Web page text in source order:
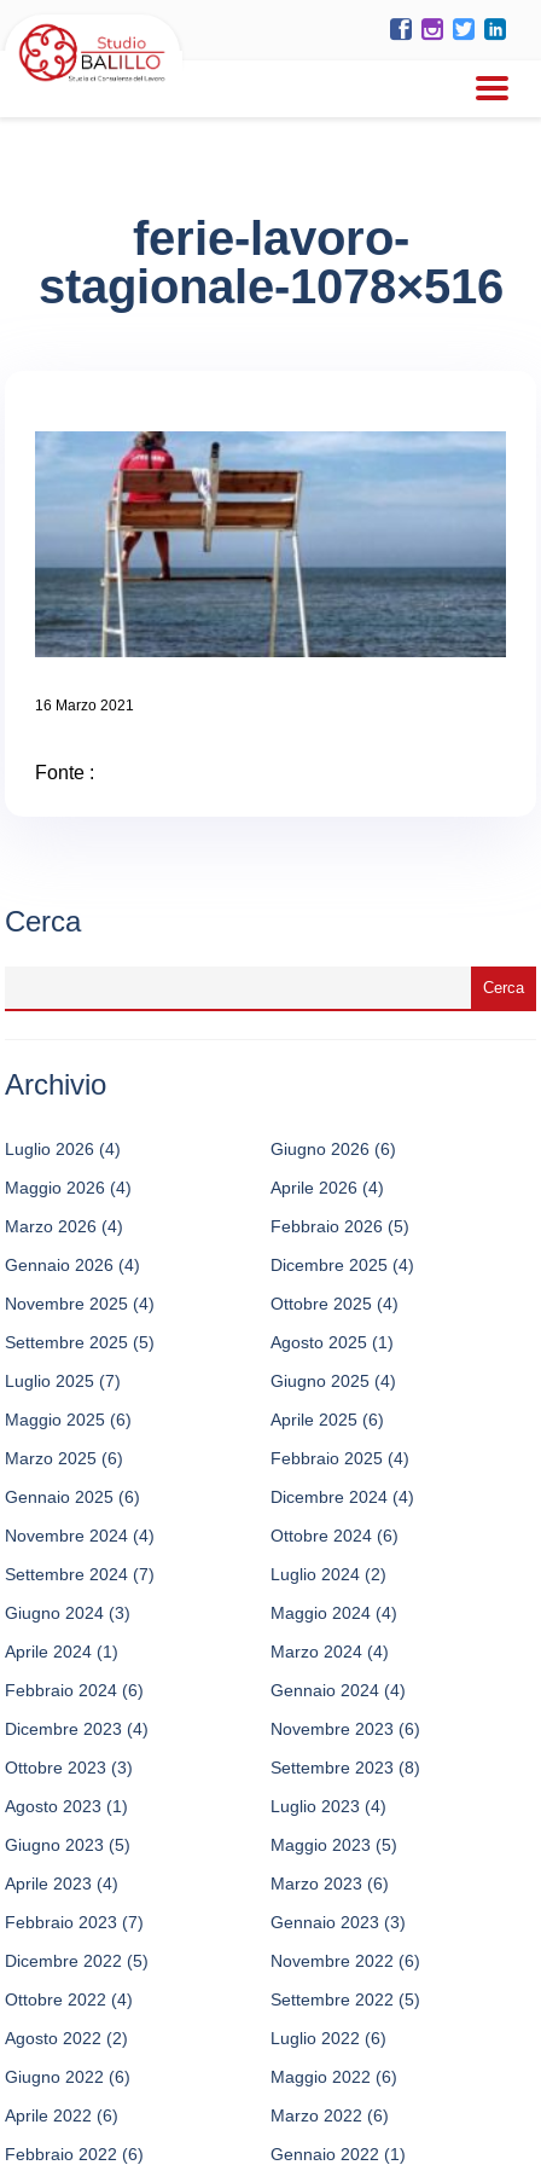
ferie-lavoro-
stagionale-1078×516
16 Marzo 2021
Fonte :
Cerca
Archivio
Luglio 2026 (4) Giugno 2026 (6)
Maggio 2026 (4) Aprile 2026 (4)
Marzo 2026 (4) Febbraio 2026 (5)
Gennaio 2026 (4) Dicembre 2025 (4)
Novembre 2025 (4) Ottobre 2025 (4)
Settembre 2025 (5) Agosto 2025 (1)
Luglio 2025 (7) Giugno 2025 (4)
Maggio 2025 (6) Aprile 2025 (6)
Marzo 2025 (6) Febbraio 2025 (4)
Gennaio 2025 (6) Dicembre 2024 (4)
Novembre 2024 (4) Ottobre 2024 (6)
Settembre 2024 (7) Luglio 2024 (2)
Giugno 2024 (3) Maggio 2024 (4)
Aprile 2024 (1) Marzo 2024 (4)
Febbraio 2024 (6) Gennaio 2024 (4)
Dicembre 2023 (4) Novembre 2023 (6)
Ottobre 2023 (3) Settembre 2023 (8)
Agosto 2023 (1) Luglio 2023 (4)
Giugno 2023 (5) Maggio 2023 (5)
Aprile 2023 (4) Marzo 2023 (6)
Febbraio 2023 (7) Gennaio 2023 (3)
Dicembre 2022 (5) Novembre 2022 (6)
Ottobre 2022 (4) Settembre 2022 (5)
Agosto 2022 (2) Luglio 2022 (6)
Giugno 2022 (6) Maggio 2022 (6)
Aprile 2022 (6) Marzo 2022 (6)
Febbraio 2022 (6) Gennaio 2022 (1)